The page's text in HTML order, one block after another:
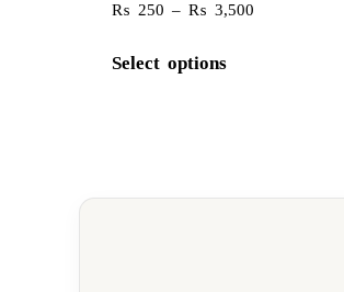
₨ 250 – ₨ 3,500
Select options